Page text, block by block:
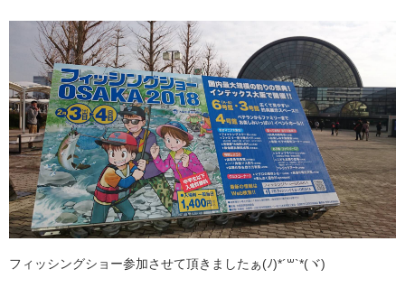
フィッシングショー参加させて頂きましたぁ(ﾉ)*´꒳`*(ヾ)